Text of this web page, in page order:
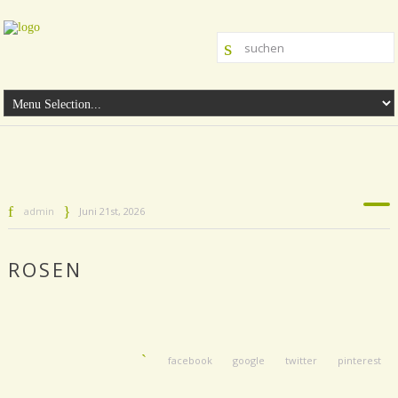
admin Juni 21st, 2026
ROSEN
facebook google twitter pinterest